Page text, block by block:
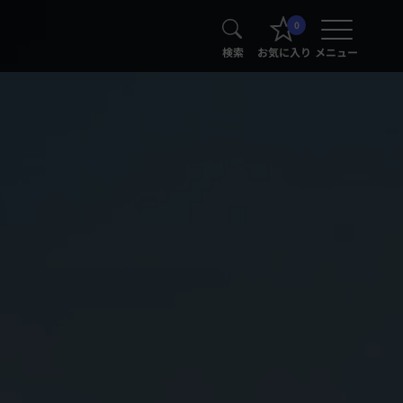
検索
0
お気に入り メニュー